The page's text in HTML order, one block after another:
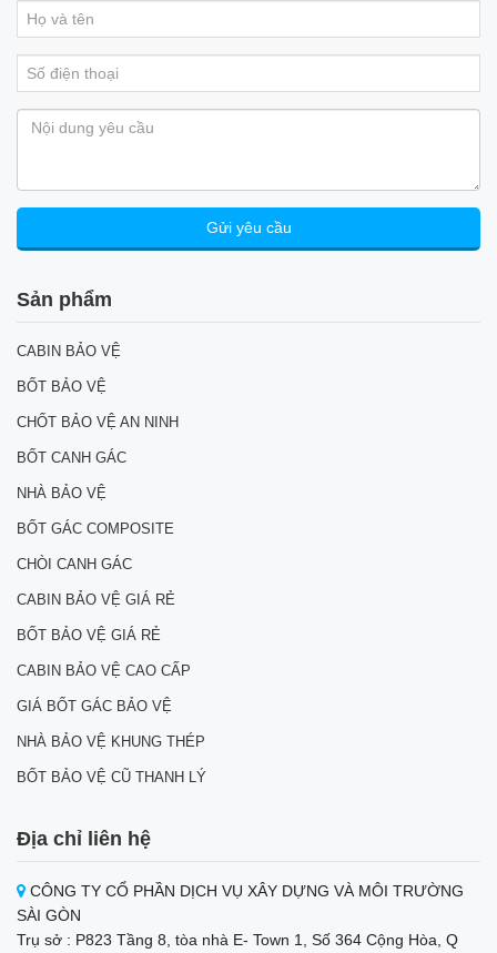
Sản phẩm
CABIN BẢO VỆ
BỐT BẢO VỆ
CHỐT BẢO VỆ AN NINH
BỐT CANH GÁC
NHÀ BẢO VỆ
BỐT GÁC COMPOSITE
CHÒI CANH GÁC
CABIN BẢO VỆ GIÁ RẺ
BỐT BẢO VỆ GIÁ RẺ
CABIN BẢO VỆ CAO CẤP
GIÁ BỐT GÁC BẢO VỆ
NHÀ BẢO VỆ KHUNG THÉP
BỐT BẢO VỆ CŨ THANH LÝ
Địa chỉ liên hệ
CÔNG TY CỔ PHẦN DỊCH VỤ XÂY DỰNG VÀ MÔI TRƯỜNG
SÀI GÒN
Trụ sở : P823 Tầng 8, tòa nhà E- Town 1, Số 364 Cộng Hòa, Q